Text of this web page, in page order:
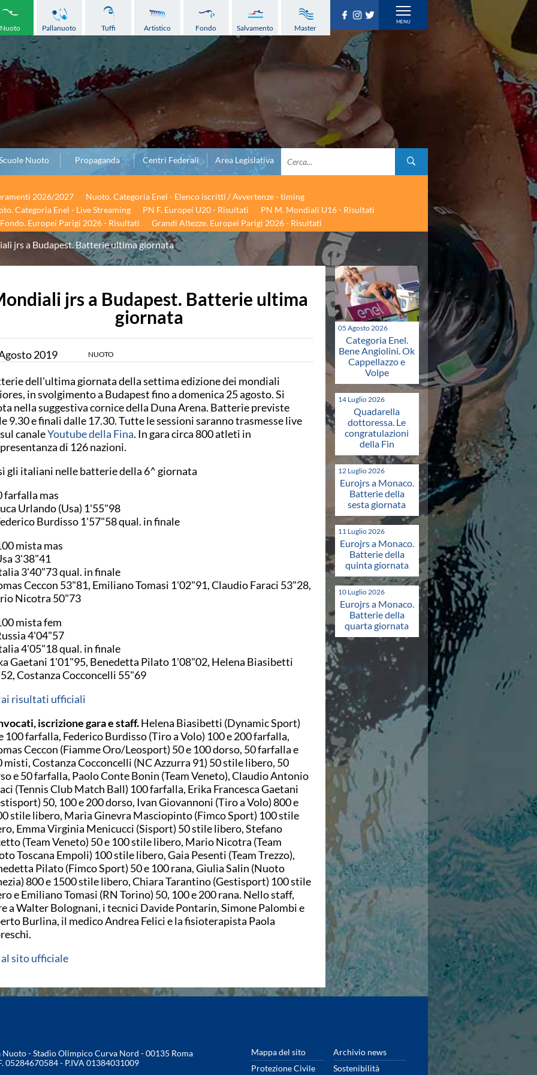
Nuoto Pallanuoto Tuffi Artistico Fondo Salvamento Master
Nuoto Propaganda Centri Federali Area Legislativa
2026/2027
Nuoto. Categoria Enel - Elenco iscritti / Avvertenze - timing
Categoria Enel - Live Streaming PN F. Europei U20 - Risultati
PN M. Mondiali U16 - Risultati
Fondo. Europei Parigi 2026 - Risultati Grandi Altezze. Europei Parigi 2026 - Risultati
jrs a Budapest. Batterie ultima giornata
jrs a Budapest. Batterie ultima
giornata
2019 NUOTO
dell'ultima giornata della settima edizione dei mondiali
in svolgimento a Budapest fino a domenica 25 agosto. Si
nella suggestiva cornice della Duna Arena. Batterie previste
9.30 e finali dalle 17.30. Tutte le sessioni saranno trasmesse live
canaleYoutube della Fina. In gara circa 800 atleti in
di 126 nazioni.
gli italiani nelle batterie della 6^ giornata
farfalla mas
Urlando (Usa) 1'55"98
Burdisso 1'57"58 qual. in finale
mista mas
3'38"41
3'40"73 qual. in finale
Ceccon 53"81, Emiliano Tomasi 1'02"91, Claudio Faraci 53"28,
Nicotra 50"73
mista fem
4'04"57
4'05"18 qual. in finale
Gaetani 1'01"95, Benedetta Pilato 1'08"02, Helena Biasibetti
Costanza Cocconcelli 55"69
ai risultati ufficiali
iscrizione gara e staff.Helena Biasibetti (Dynamic Sport)
100 farfalla, Federico Burdisso (Tiro a Volo) 100 e 200 farfalla,
Ceccon (Fiamme Oro/Leosport) 50 e 100 dorso, 50 farfalla e
misti, Costanza Cocconcelli (NC Azzurra 91) 50 stile libero, 50
e 50 farfalla, Paolo Conte Bonin (Team Veneto), Claudio Antonio
(Tennis Club Match Ball) 100 farfalla, Erika Francesca Gaetani
50, 100 e 200 dorso, Ivan Giovannoni (Tiro a Volo) 800 e
stile libero, Maria Ginevra Masciopinto (Fimco Sport) 100 stile
Emma Virginia Menicucci (Sisport) 50 stile libero, Stefano
(Team Veneto) 50 e 100 stile libero, Mario Nicotra (Team
Toscana Empoli) 100 stile libero, Gaia Pesenti (Team Trezzo),
Pilato (Fimco Sport) 50 e 100 rana, Giulia Salin (Nuoto
800 e 1500 stile libero, Chiara Tarantino (Gestisport) 100 stile
e Emiliano Tomasi (RN Torino) 50, 100 e 200 rana. Nello staff,
a Walter Bolognani, i tecnici Davide Pontarin, Simone Palombi e
Burlina, il medico Andrea Felici e la fisioterapista Paola
sito ufficiale
05 Agosto 2026
Categoria Enel.
Bene Angiolini. Ok
Cappellazzo e
Volpe
14 Luglio 2026
Quadarella
dottoressa. Le
congratulazioni
della Fin
12 Luglio 2026
Eurojrs a Monaco.
Batterie della
sesta giornata
11 Luglio 2026
Eurojrs a Monaco.
Batterie della
quinta giornata
10 Luglio 2026
Eurojrs a Monaco.
Batterie della
quarta giornata
- Stadio Olimpico Curva Nord - 00135 Roma
05284670584 - P.IVA 01384031009
Mappa del sito
Archivio news
Protezione Civile
Sostenibilità